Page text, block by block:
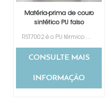
Matéria-prima de couro
sintético PU falso
RST7002 é o PU térmico mais popular e mais vendido para etiqueta de jeans, disponível em uma variedade de cores para sua seleção. Seu design de textura especial é preferido por muitos clientes de diferentes países.
CONSULTE MAIS
INFORMAÇÃO